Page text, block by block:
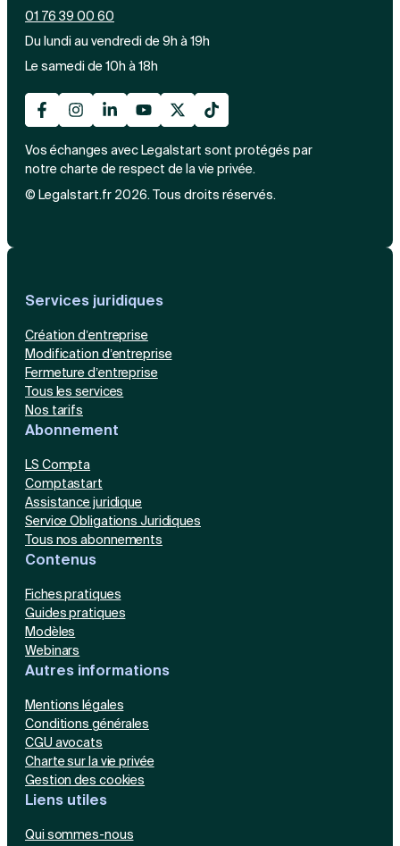
01 76 39 00 60
Du lundi au vendredi de 9h à 19h
Le samedi de 10h à 18h
Vos échanges avec Legalstart sont protégés par
notre charte de respect de la vie privée.
© Legalstart.fr 2026. Tous droits réservés.
Services juridiques
Création d’entreprise
Modification d’entreprise
Fermeture d’entreprise
Tous les services
Nos tarifs
Abonnement
LS Compta
Comptastart
Assistance juridique
Service Obligations Juridiques
Tous nos abonnements
Contenus
Fiches pratiques
Guides pratiques
Modèles
Webinars
Autres informations
Mentions légales
Conditions générales
CGU avocats
Charte sur la vie privée
Gestion des cookies
Liens utiles
Qui sommes-nous